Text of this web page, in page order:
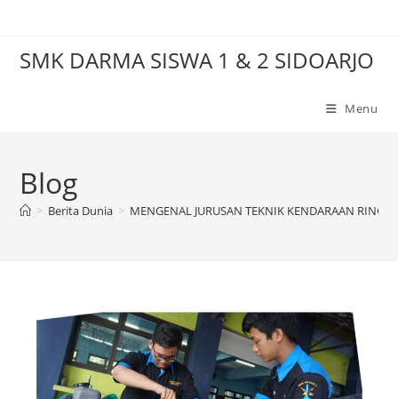
contentSMK DARMA SISWA 1 & 2 SIDOARJO
Menu
Blog
> Berita Dunia > MENGENAL JURUSAN TEKNIK KENDARAAN